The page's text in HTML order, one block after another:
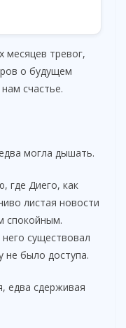
месяцев тревог,
о будущем
счастье.
могла дышать.
где Диего, как
листая новости
спокойным.
существовал
не было доступа.
сдерживая